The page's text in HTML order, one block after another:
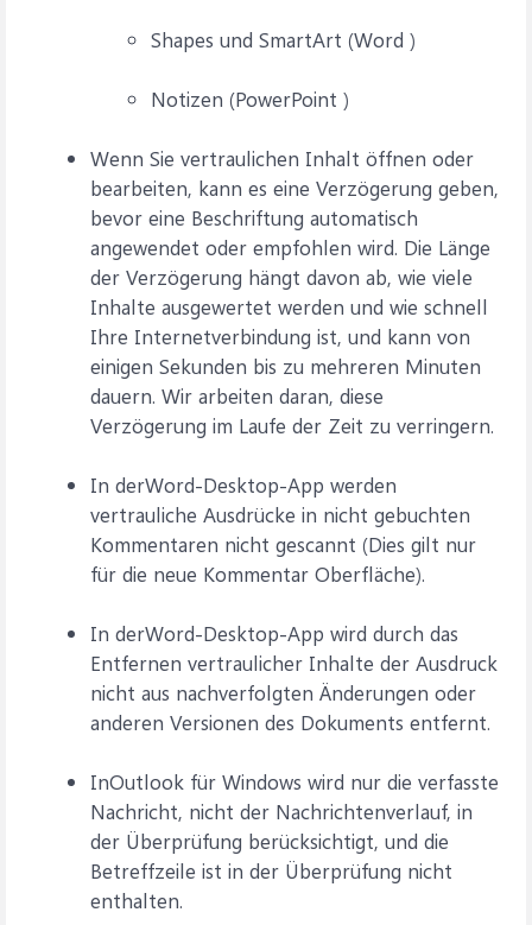
Shapes und SmartArt (Word )
Notizen (PowerPoint )
Wenn Sie vertraulichen Inhalt öffnen oder
bearbeiten, kann es eine Verzögerung geben,
bevor eine Beschriftung automatisch
angewendet oder empfohlen wird. Die Länge
der Verzögerung hängt davon ab, wie viele
Inhalte ausgewertet werden und wie schnell
Ihre Internetverbindung ist, und kann von
einigen Sekunden bis zu mehreren Minuten
dauern. Wir arbeiten daran, diese
Verzögerung im Laufe der Zeit zu verringern.
In derWord-Desktop-App werden
vertrauliche Ausdrücke in nicht gebuchten
Kommentaren nicht gescannt (Dies gilt nur
für die neue Kommentar Oberfläche).
In derWord-Desktop-App wird durch das
Entfernen vertraulicher Inhalte der Ausdruck
nicht aus nachverfolgten Änderungen oder
anderen Versionen des Dokuments entfernt.
InOutlook für Windows wird nur die verfasste
Nachricht, nicht der Nachrichtenverlauf, in
der Überprüfung berücksichtigt, und die
Betreffzeile ist in der Überprüfung nicht
enthalten.